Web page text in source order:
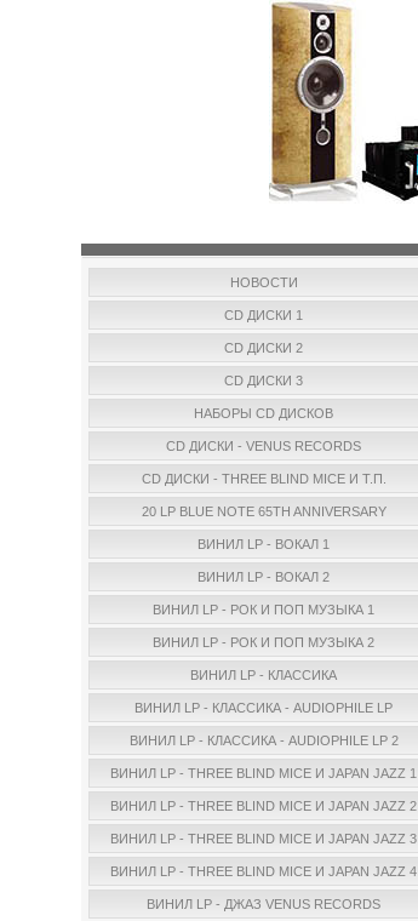
НОВОСТИ
CD ДИСКИ 1
CD ДИСКИ 2
CD ДИСКИ 3
НАБОРЫ CD ДИСКОВ
CD ДИСКИ - VENUS RECORDS
CD ДИСКИ - THREE BLIND MICE И Т.П.
20 LP BLUE NOTE 65TH ANNIVERSARY
ВИНИЛ LP - ВОКАЛ 1
ВИНИЛ LP - ВОКАЛ 2
ВИНИЛ LP - РОК И ПОП МУЗЫКА 1
ВИНИЛ LP - РОК И ПОП МУЗЫКА 2
ВИНИЛ LP - КЛАССИКА
ВИНИЛ LP - КЛАССИКА - AUDIOPHILE LP
ВИНИЛ LP - КЛАССИКА - AUDIOPHILE LP 2
ВИНИЛ LP - THREE BLIND MICE И JAPAN JAZZ 1
ВИНИЛ LP - THREE BLIND MICE И JAPAN JAZZ 2
ВИНИЛ LP - THREE BLIND MICE И JAPAN JAZZ 3
ВИНИЛ LP - THREE BLIND MICE И JAPAN JAZZ 4
ВИНИЛ LP - ДЖАЗ VENUS RECORDS